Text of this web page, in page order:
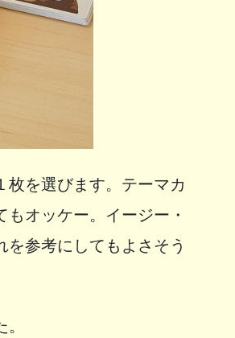
を選びます。テーマカ
オッケー。イージー・
参考にしてもよさそう